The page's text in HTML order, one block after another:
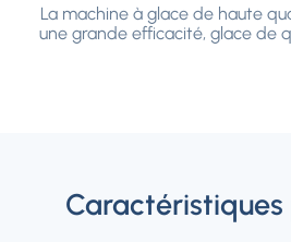
La machine à glace de haute
une grande efficacité, glace de